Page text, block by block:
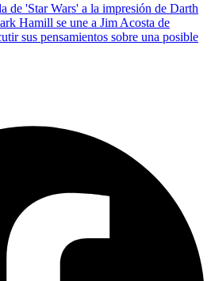
de 'Star Wars' a la impresión de Darth
Hamill se une a Jim Acosta de
sus pensamientos sobre una posible